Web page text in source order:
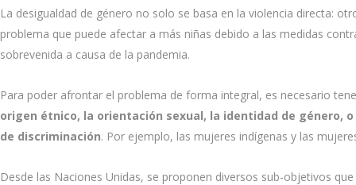
La desigualdad de género no solo se basa en la violencia directa:
problema que puede afectar a más niñas debido a las medidas
sobrevenida a causa de la pandemia.
Para poder afrontar el problema de forma integral, es necesario
origen étnico, la orientación sexual, la identidad de género,
de discriminación. Por ejemplo, las mujeres indígenas y las
Desde las Naciones Unidas, se proponen diversos sub-objetivos